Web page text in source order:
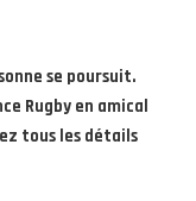
se poursuit.
Rugby en amical
tous les détails